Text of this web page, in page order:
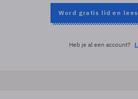
Word gratis lid en
Heb je al een account?